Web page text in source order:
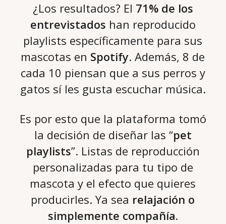
¿Los resultados? El 71% de los
entrevistados han reproducido
playlists específicamente para sus
mascotas en Spotify. Además, 8 de
cada 10 piensan que a sus perros y
gatos sí les gusta escuchar música.
Es por esto que la plataforma tomó
la decisión de diseñar las “pet
playlists”. Listas de reproducción
personalizadas para tu tipo de
mascota y el efecto que quieres
producirles. Ya sea relajación o
simplemente compañía.